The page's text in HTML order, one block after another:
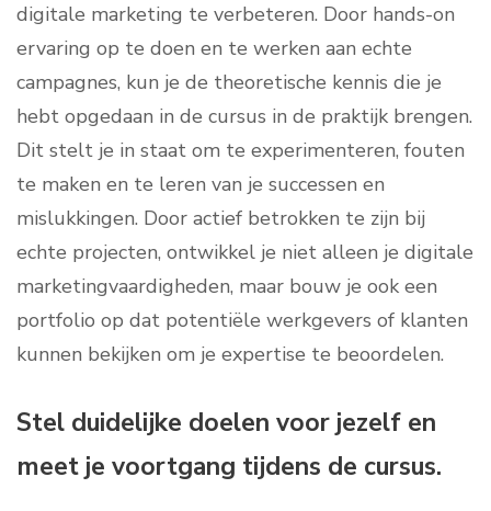
digitale marketing te verbeteren. Door hands-on
ervaring op te doen en te werken aan echte
campagnes, kun je de theoretische kennis die je
hebt opgedaan in de cursus in de praktijk brengen.
Dit stelt je in staat om te experimenteren, fouten
te maken en te leren van je successen en
mislukkingen. Door actief betrokken te zijn bij
echte projecten, ontwikkel je niet alleen je digitale
marketingvaardigheden, maar bouw je ook een
portfolio op dat potentiële werkgevers of klanten
kunnen bekijken om je expertise te beoordelen.
Stel duidelijke doelen voor jezelf en
meet je voortgang tijdens de cursus.